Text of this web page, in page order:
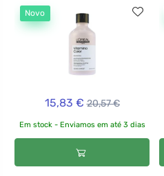
Novo
15,83 € 20,57 €
Em stock - Enviamos em até 3 dias